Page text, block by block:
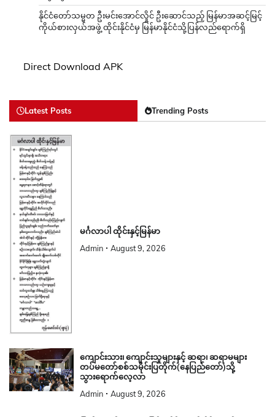
နိုင်ငံတော်သမ္မတ ဦးမင်းအောင်လှိုင် ဦးဆောင်သည့် မြန်မာအဆင့်မြင့်
ကိုယ်စားလှယ်အဖွဲ့ ထိုင်းနိုင်ငံမှ မြန်မာနိုင်ငံသို့ပြန်လည်ရောက်ရှိ
Direct Download APK
Latest Posts Trending Posts
မင်္ဂလာပါ ထိုင်းနှင့်မြန်မာ
Admin August 9, 2026
ကျောင်းသား၊ ကျောင်းသူများနှင့် ဆရာ၊ ဆရာမများ
တပ်မတော်စစ်သမိုင်းပြတိုက်(နေပြည်တော်)သို့
သွားရောက်လေ့လာ
Admin August 9, 2026